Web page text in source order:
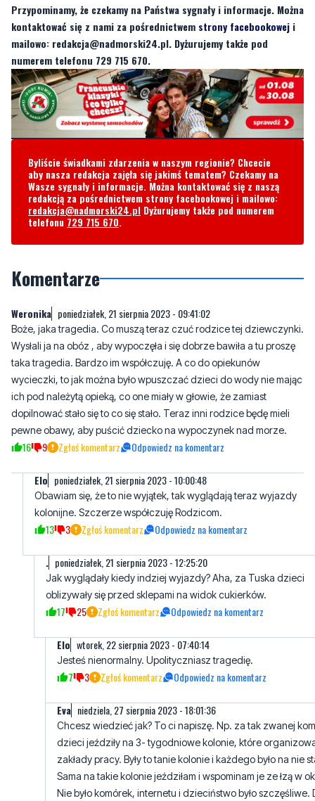
numerem telefonu 729 715 670.
Byliście świadkami zdarzenia w naszym regionie? Chcecie
aby nasza redakcja zajęła się jakimś tematem? Czekamy na
Wasze sygnały i informacje. Można kontaktować się z naszą
redakcja@nadmorski24.plDyżurujemy także pod numerem
telefonu729 715 670.
Komentarze
Boże, jaka tragedia. Co muszą teraz czuć rodzice tej dziewczynki.
taka tragedia. Bardzo im współczuję. A co do opiekunów
wycieczki, to jak można było wpuszczać dzieci do wody nie mając
ich pod należytą opieką, co one miały w głowie, że zamiast
dopilnować stało się to co się stało. Teraz inni rodzice będę mieli
pewne obawy, aby puścić dziecko na wypoczynek nad morze.
16 9 Zgłoś komentarz Odpowiedz na komentarz
Elo poniedziałek, 21 sierpnia 2023 - 10:00:48
Obawiam się, że to nie wyjątek, tak wyglądają teraz wyjazdy
13 3 Zgłoś komentarz Odpowiedz na komentarz
. poniedziałek, 21 sierpnia 2023 - 12:25:20
Jak wyglądały kiedy indziej wyjazdy? Aha, za Tuska dzieci
17 25 Zgłoś komentarz Odpowiedz na komentarz
Elo wtorek, 22 sierpnia 2023 - 07:40:14
Jesteś nienormalny. Upolityczniasz tragedię.
Eva niedziela, 27 sierpnia 2023 - 18:01:36
Chcesz wiedzieć jak? To ci napiszę. Np. za tak zwanej
zakłady pracy. Były to tanie kolonie i każdego było na nie
Sama na takie kolonie jeździłam i wspominam je ze łzą w
Nie było komórek, internetu i dzieciństwo było szczęśliwe.
tylko współczuć dzieciakom takich czasów.
2 0 Zgłoś komentarz Odpowiedz na komentarz